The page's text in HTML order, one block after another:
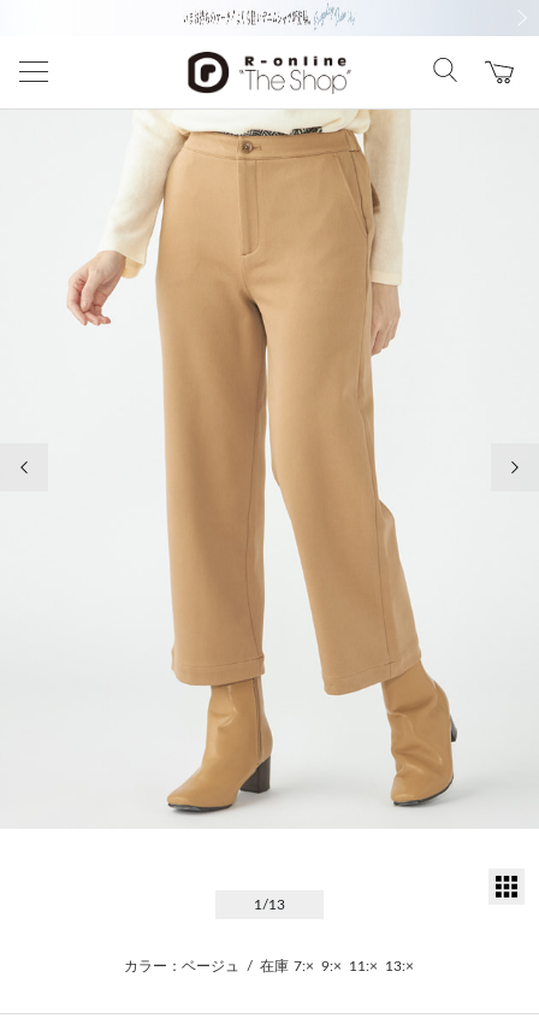
1 /13
カラー：ベージュ / 在庫 7:× 9:× 11:× 13:×